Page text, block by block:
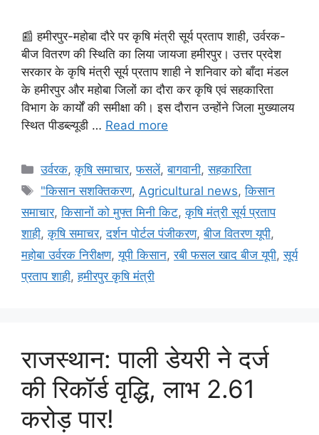
📰 हमीरपुर-महोबा दौरे पर कृषि मंत्री सूर्य प्रताप शाही, उर्वरक-
बीज वितरण की स्थिति का लिया जायजा हमीरपुर। उत्तर प्रदेश
सरकार के कृषि मंत्री सूर्य प्रताप शाही ने शनिवार को बाँदा मंडल
के हमीरपुर और महोबा जिलों का दौरा कर कृषि एवं सहकारिता
विभाग के कार्यों की समीक्षा की। इस दौरान उन्होंने जिला मुख्यालय
स्थित पीडब्ल्यूडी … Read more
उर्वरक,कृषि समाचार,फसलें,बागवानी,सहकारिता
"किसान सशक्तिकरण,Agricultural news,किसान
समाचार,किसानों को मुफ्त मिनी किट,कृषि मंत्री सूर्य प्रताप
शाही,कृषि समाचर,दर्शन पोर्टल पंजीकरण,बीज वितरण यूपी,
महोबा उर्वरक निरीक्षण,यूपी किसान,रबी फसल खाद बीज यूपी,सूर्य
प्रताप शाही,हमीरपुर कृषि मंत्री
राजस्थान: पाली डेयरी ने दर्ज
की रिकॉर्ड वृद्धि, लाभ 2.61
करोड़ पार!